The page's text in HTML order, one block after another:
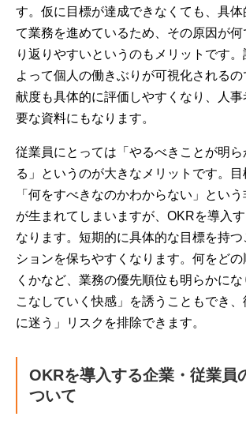
す。仮に目標が達成できなくても、具体
て業務を進めているため、その原因が
り返りやすいというのもメリットです
よって個人の働きぶりが可視化される
献度も具体的に評価しやすくなり、人
要な資料にもなります。
従業員にとっては「やるべきことが明
る」というのが大きなメリットです。
「何をすべきなのかわからない」とい
が生まれてしまいますが、OKRを導入
なります。短期的に具体的な目標を持
ションを保ちやすくなります。何をど
くかなど、業務の優先順位も明らかに
こなしていく快感」を誘うこともでき
に迷う」リスクを排除できます。
OKRを導入する企業・従業員
ついて